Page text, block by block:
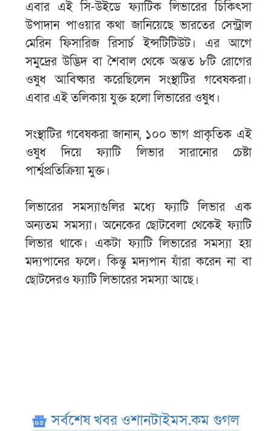
এবার এই সি-উইডে ফ্যাটিক লিভারের চিকিৎসা
উপাদান পাওয়ার কথা জানিয়েছে ভারতের সেন্ট্রাল
মেরিন ফিসারিজ রিসার্চ ইন্সটিটিউট। এর আগে
সমুদ্রের উদ্ভিদ বা শৈবাল থেকে অন্তত ৮টি রোগের
ওষুধ আবিষ্কার করেছিলেন সংস্থাটির গবেষকরা।
এবার এই তলিকায় যুক্ত হলো লিভারের ওষুধ।
সংস্থাটির গবেষকরা জানান, ১০০ ভাগ প্রাকৃতিক এই
ওষুধ দিয়ে ফ্যাটি লিভার সারানোর চেষ্টা
পার্শ্বপ্রতিক্রিয়া মুক্ত।
লিভারের সমস্যাগুলির মধ্যে ফ্যাটি লিভার এক
অন্যতম সমস্যা। অনেকের ছোটবেলা থেকেই ফ্যাটি
লিভার থাকে। একটা ফ্যাটি লিভারের সমস্যা হয়
মদ্যপানের ফলে। কিন্তু মদ্যপান যাঁরা করেন না বা
ছোটদেরও ফ্যাটি লিভারের সমস্যা আছে।
সর্বশেষ খবর ওশানটাইমস.কম গুগল